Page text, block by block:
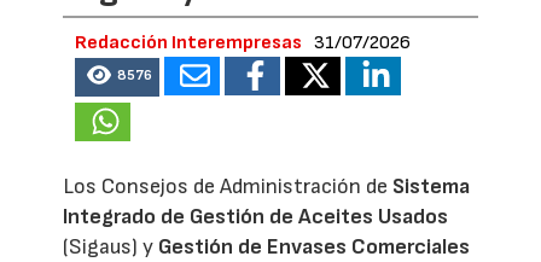
Redacción Interempresas 31/07/2026
8576
Los Consejos de Administración de Sistema
Integrado de Gestión de Aceites Usados
(Sigaus) y Gestión de Envases Comerciales